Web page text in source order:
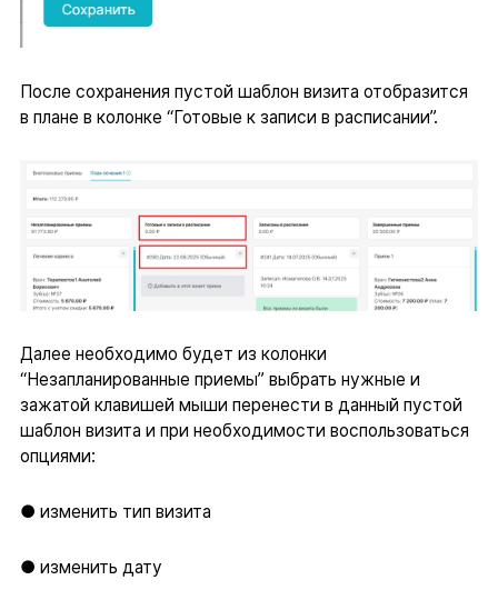
После сохранения пустой шаблон визита отобразится
в плане в колонке “Готовые к записи в расписании”.
Далее необходимо будет из колонки
“Незапланированные приемы” выбрать нужные и
зажатой клавишей мыши перенести в данный пустой
шаблон визита и при необходимости воспользоваться
опциями:
● изменить тип визита
● изменить дату